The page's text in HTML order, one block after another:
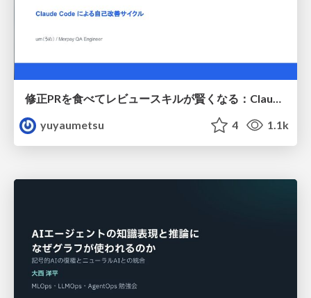
修正PRを食べてレビュースキルが賢くなる：Claude Codeによる自己改善サイクル
yuyaumetsu
4 1.1k